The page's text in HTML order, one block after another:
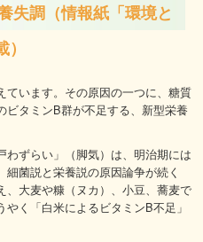
失調（情報紙「環境と
います。その原因の一つに、糖質
ビタミンB群が不足する、新型栄養
ずらい」（脚気）は、明治期には
菌説と栄養説の原因論争が続く
、大麦や糠（ヌカ）、小豆、蕎麦で
く「白米によるビタミンB不足」